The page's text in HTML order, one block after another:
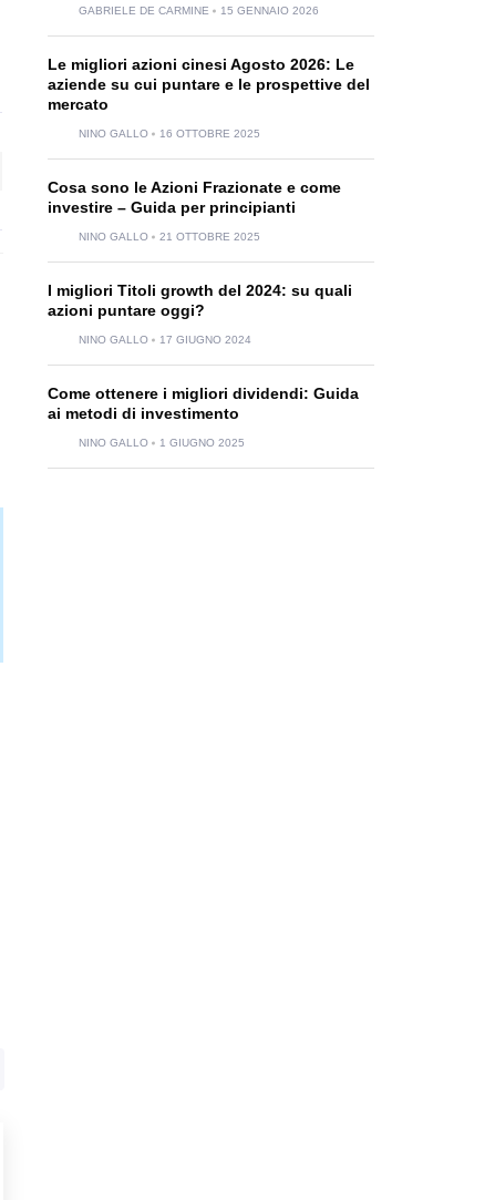
GABRIELE DE CARMINE 15 GENNAIO 2026
Le migliori azioni cinesi Agosto 2026: Le
aziende su cui puntare e le prospettive del
mercato
NINO GALLO 16 OTTOBRE 2025
Cosa sono le Azioni Frazionate e come
investire – Guida per principianti
NINO GALLO 21 OTTOBRE 2025
I migliori Titoli growth del 2024: su quali
azioni puntare oggi?
NINO GALLO 17 GIUGNO 2024
Come ottenere i migliori dividendi: Guida
ai metodi di investimento
NINO GALLO 1 GIUGNO 2025